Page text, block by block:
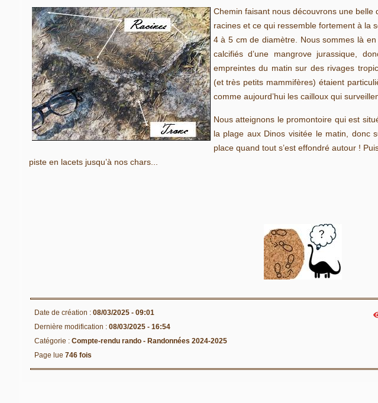
Chemin faisant nous découvrons une belle
racines et ce qui ressemble fortement à la
4 à 5 cm de diamètre. Nous sommes là
calcifiés d’une mangrove jurassique,
empreintes du matin sur des rivages
(et très petits mammifères) étaient
comme aujourd’hui les cailloux qui
Nous atteignons le promontoire qui est
la plage aux Dinos visitée le matin, donc
place quand tout s’est effondré autour !
piste en lacets jusqu’à nos chars...
Date de création : 08/03/2025 - 09:01
Dernière modification : 08/03/2025 - 16:54
Catégorie : Compte-rendu rando - Randonnées 2024-2025
Page lue 746 fois